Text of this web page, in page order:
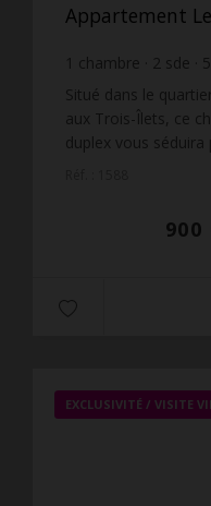
Appartement
1 chambre 2 sde
17,01 €
prix / m²
Situé dans le
aux Trois-Îlets, ce
duplex vous
900
EXCLUSIVITÉ / VISITE